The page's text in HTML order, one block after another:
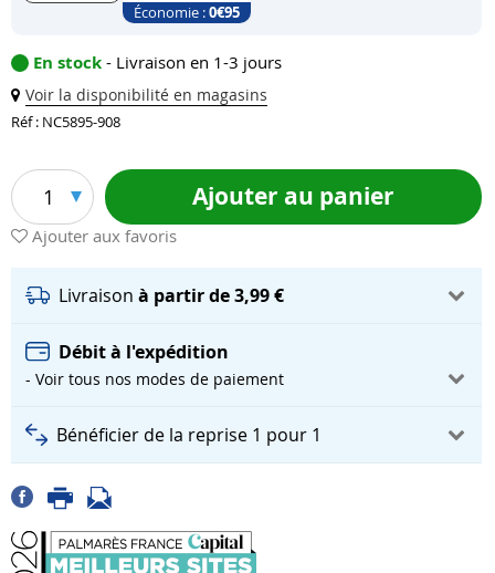
Économie :0€95
En stock - Livraison en 1-3 jours
Voir la disponibilité en magasins
Réf : NC5895-908
1 Ajouter au panier
Ajouter aux favoris
Livraison à partir de 3,99 €
Débit à l'expédition
- Voir tous nos modes de paiement
Bénéficier de la reprise 1 pour 1